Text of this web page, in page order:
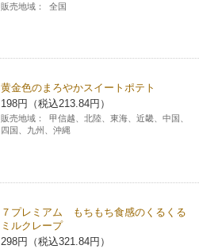
販売地域： 全国
黄金色のまろやかスイートポテト
198円（税込213.84円）
販売地域：
甲信越、北陸、東海、近畿、中国、
四国、九州、沖縄
７プレミアム もちもち食感のくるくる
ミルクレープ
298円（税込321.84円）